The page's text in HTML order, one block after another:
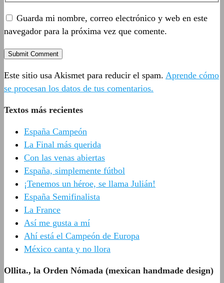
Guarda mi nombre, correo electrónico y web en este
navegador para la próxima vez que comente.
Este sitio usa Akismet para reducir el spam. Aprende cómo
se procesan los datos de tus comentarios.
Textos más recientes
España Campeón
La Final más querida
Con las venas abiertas
España, simplemente fútbol
¡Tenemos un héroe, se llama Julián!
España Semifinalista
La France
Así me gusta a mí
Ahí está el Campeón de Europa
México canta y no llora
Ollita., la Orden Nómada (mexican handmade design)